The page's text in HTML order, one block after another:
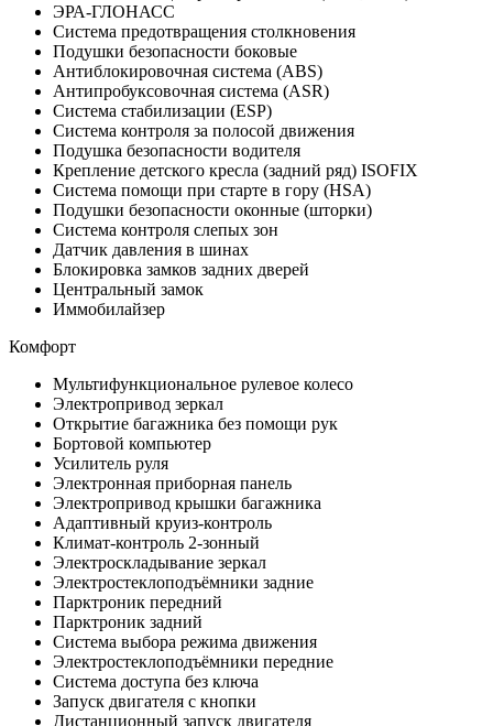
ЭРА-ГЛОНАСС
Система предотвращения столкновения
Подушки безопасности боковые
Антиблокировочная система (ABS)
Антипробуксовочная система (ASR)
Система стабилизации (ESP)
Система контроля за полосой движения
Подушка безопасности водителя
Крепление детского кресла (задний ряд) ISOFIX
Система помощи при старте в гору (HSA)
Подушки безопасности оконные (шторки)
Система контроля слепых зон
Датчик давления в шинах
Блокировка замков задних дверей
Центральный замок
Иммобилайзер
Комфорт
Мультифункциональное рулевое колесо
Электропривод зеркал
Открытие багажника без помощи рук
Бортовой компьютер
Усилитель руля
Электронная приборная панель
Электропривод крышки багажника
Адаптивный круиз-контроль
Климат-контроль 2-зонный
Электроскладывание зеркал
Электростеклоподъёмники задние
Парктроник передний
Парктроник задний
Система выбора режима движения
Электростеклоподъёмники передние
Система доступа без ключа
Запуск двигателя с кнопки
Дистанционный запуск двигателя